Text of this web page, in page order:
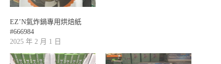
EZ’N氣炸鍋專用烘焙紙
#666984
2025 年 2 月 1 日